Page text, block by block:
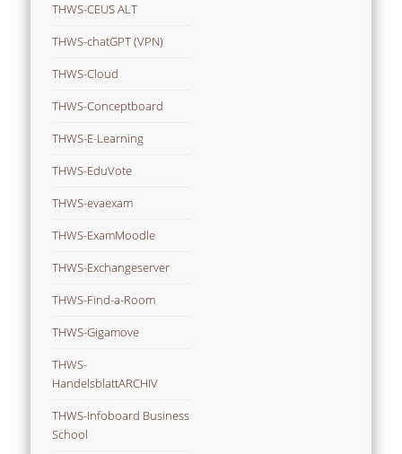
THWS-CEUS ALT
THWS-chatGPT (VPN)
THWS-Cloud
THWS-Conceptboard
THWS-E-Learning
THWS-EduVote
THWS-evaexam
THWS-ExamMoodle
THWS-Exchangeserver
THWS-Find-a-Room
THWS-Gigamove
THWS-
HandelsblattARCHIV
THWS-Infoboard Business
School